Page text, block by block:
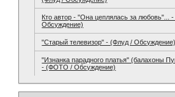
Кто автор - "Она цеплялась за любовь"...
Обсуждение)
"Старый телевизор" - (Флуд / Обсуждение)
"Изнанка парадного платья" (балахоны
- (ФОТО / Обсуждение)